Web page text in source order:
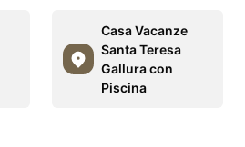
Casa Vacanze
Santa Teresa
Gallura con
Piscina